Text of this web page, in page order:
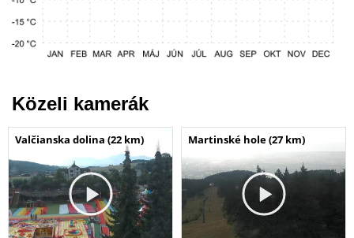
Közeli kamerák
Valčianska dolina (22 km) Martinské hole (27 km)